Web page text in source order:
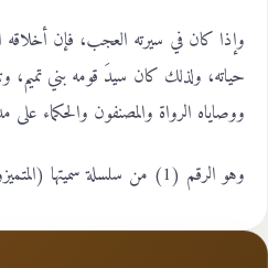
وإذا كان في سيرته العجب، فإن
حياته، ولذلك كان سيدَ قومه بني تميم،
ووصاياه الرواة والمصنفون والحكماء على
وهو الرقم (1) من سلسلة سميتها (المتميزون) لم يثبتها الناشر.